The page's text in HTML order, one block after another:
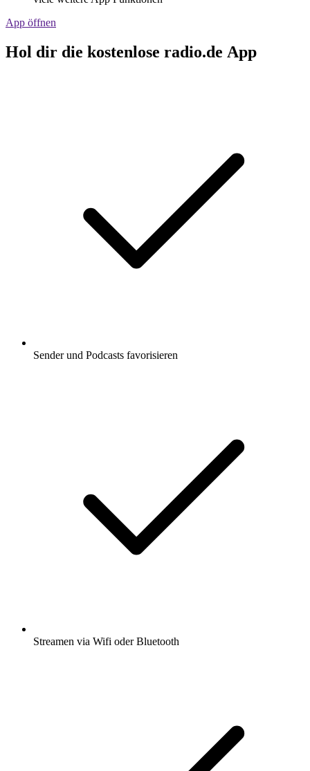
App öffnen
Hol dir die kostenlose radio.de App
Sender und Podcasts favorisieren
Streamen via Wifi oder Bluetooth